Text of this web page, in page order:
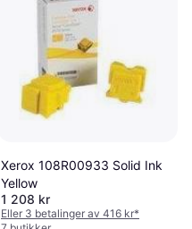
Xerox 108R00933 Solid Ink
Yellow
1 208 kr
Eller 3 betalinger av 416 kr*